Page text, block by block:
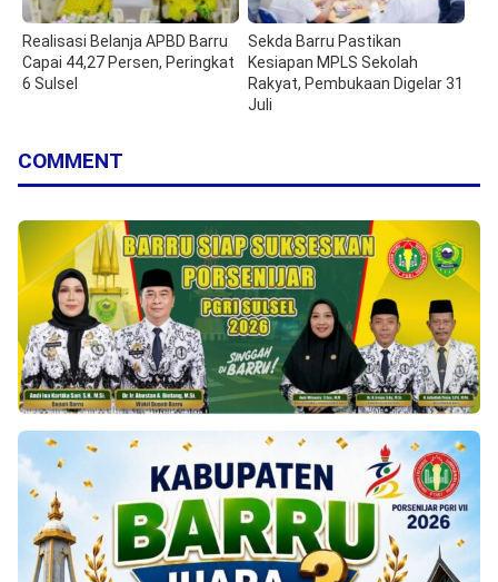
Realisasi Belanja APBD Barru
Capai 44,27 Persen, Peringkat
6 Sulsel
Sekda Barru Pastikan
Kesiapan MPLS Sekolah
Rakyat, Pembukaan Digelar 31
Juli
COMMENT